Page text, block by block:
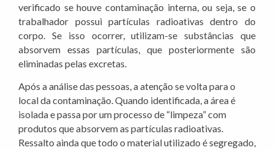
verificado se houve contaminação interna, ou seja, se o
trabalhador possui partículas radioativas dentro do
corpo. Se isso ocorrer, utilizam-se substâncias que
absorvem essas partículas, que posteriormente são
eliminadas pelas excretas.
Após a análise das pessoas, a atenção se volta para o
local da contaminação. Quando identificada, a área é
isolada e passa por um processo de “limpeza” com
produtos que absorvem as partículas radioativas.
Ressalto ainda que todo o material utilizado é segregado,